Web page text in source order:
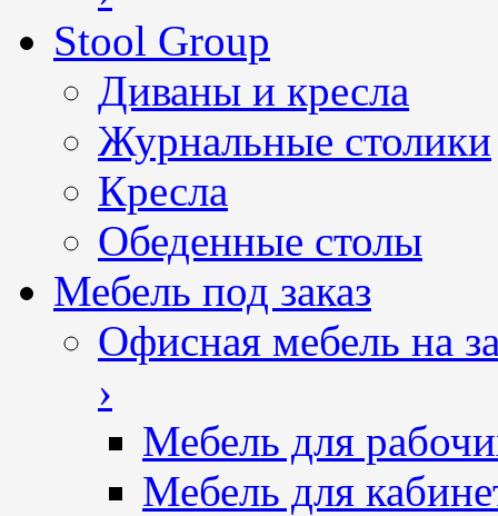
Stool Group
Диваны и кресла
Журнальные столики
Кресла
Обеденные столы
Мебель под заказ
Офисная мебель на
›
Мебель для
Мебель для